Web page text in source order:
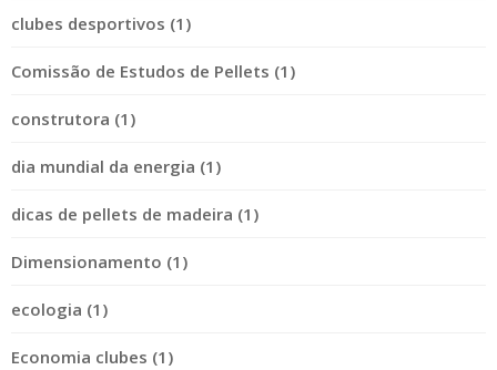
clubes desportivos (1)
Comissão de Estudos de Pellets (1)
construtora (1)
dia mundial da energia (1)
dicas de pellets de madeira (1)
Dimensionamento (1)
ecologia (1)
Economia clubes (1)